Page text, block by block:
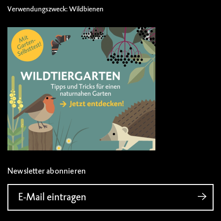
Verwendungszweck: Wildbienen
Newsletter abonnieren
E-Mail eintragen